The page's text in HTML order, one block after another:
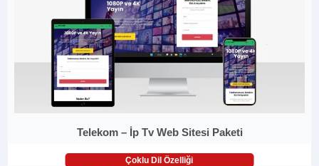
Telekom – İp Tv Web Sitesi Paketi
Çoklu Dil Özelliği